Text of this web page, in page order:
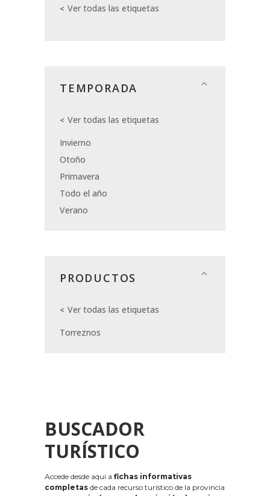
Ver todas las etiquetas
TEMPORADA
Ver todas las etiquetas
Invierno
Otoño
Primavera
Todo el año
Verano
PRODUCTOS
Ver todas las etiquetas
Torreznos
BUSCADOR
TURÍSTICO
Accede desde aquí a fichas informativas
completas de cada recurso turístico de la provincia